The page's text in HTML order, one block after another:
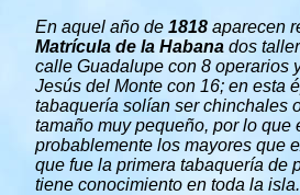
En aquel año de 1818 aparecen
Matrícula de la Habana dos
calle Guadalupe con 8 operarios
Jesús del Monte con 16; en esta
tabaquería solían ser chinchales
tamaño muy pequeño, por lo que
probablemente los mayores que
que fue la primera tabaquería de
tiene conocimiento en toda la isla.